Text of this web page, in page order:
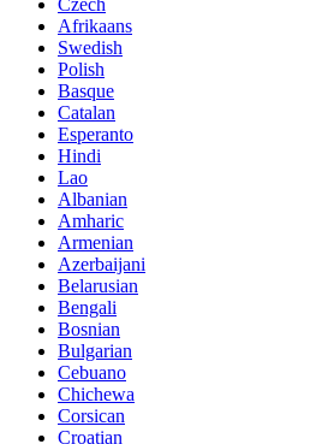
Czech
Afrikaans
Swedish
Polish
Basque
Catalan
Esperanto
Hindi
Lao
Albanian
Amharic
Armenian
Azerbaijani
Belarusian
Bengali
Bosnian
Bulgarian
Cebuano
Chichewa
Corsican
Croatian